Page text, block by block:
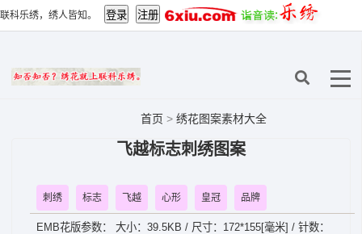
联科乐绣，绣人皆知。
首页 > 绣花图案素材大全
飞越标志刺绣图案
刺绣 标志 飞越 心形 皇冠 品牌
EMB花版参数： 大小：39.5KB / 尺寸：172*155[毫米] / 针数：